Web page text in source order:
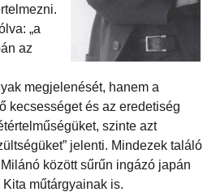
„a
az
megjelenését, hanem a
kecsességet és az eredetiség
szinte azt
jelenti. Mindezek találó
között sűrűn ingázó japán
műtárgyainak is.